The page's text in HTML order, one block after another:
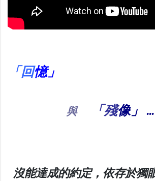
「回憶」
與 「殘像」 ...
沒能達成的約定，依存於獨